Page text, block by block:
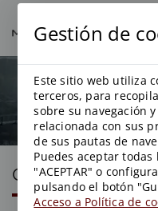
En
Categorías
Gestión de
Este sitio web utiliza
terceros, para
sobre su navegación
relacionada con sus
de sus pautas de
Puedes aceptar
"ACEPTAR" o
pulsando el botón
Acceso a Política de